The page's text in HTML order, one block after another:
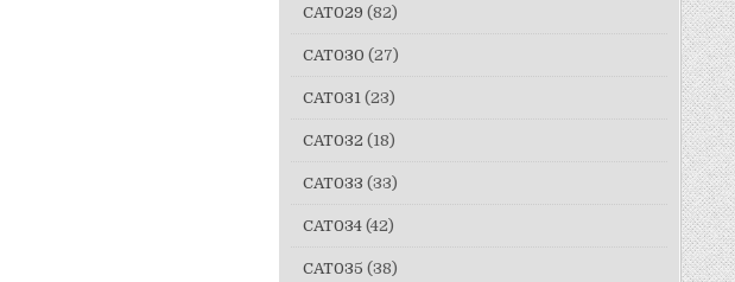
CAT029 (82)
CAT030 (27)
CAT031 (23)
CAT032 (18)
CAT033 (33)
CAT034 (42)
CAT035 (38)